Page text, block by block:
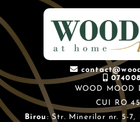
WOOD MOOD
CUI RO
Birou : Str. Minerilor nr. 5-7,